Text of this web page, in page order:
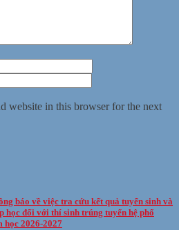
website in this browser for the next
báo về việc tra cứu kết quả tuyển sinh và
học đối với thí sinh trúng tuyển hệ phổ
học 2026-2027